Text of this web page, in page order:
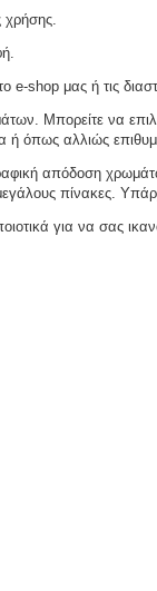
χρήσης.
shop μας ή τις
Μπορείτε να
ή όπως αλλιώς
απόδοση
πίνακες.
για να σας